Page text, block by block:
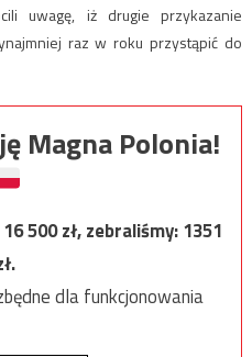
uwagę, iż drugie przykazanie
raz w roku przystąpić do
Magna Polonia!
16 500zł, zebraliśmy:1351
dla funkcjonowania